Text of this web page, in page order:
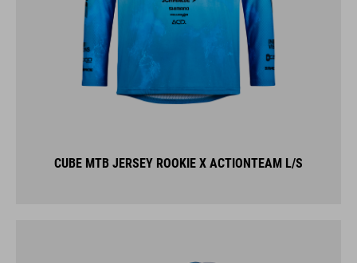
CUBE MTB JERSEY ROOKIE X ACTIONTEAM L/S